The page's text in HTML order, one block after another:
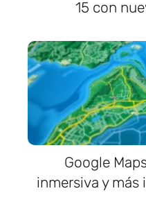
15 con
Google
inmersiva y